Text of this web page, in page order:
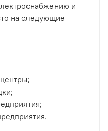
и
на следующие